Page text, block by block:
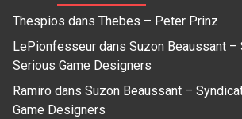
Thespios dans Thebes – Peter Prinz
LePionfesseur dans Suzon Beaussant –
Serious Game Designers
Ramiro dans Suzon Beaussant –
Game Designers